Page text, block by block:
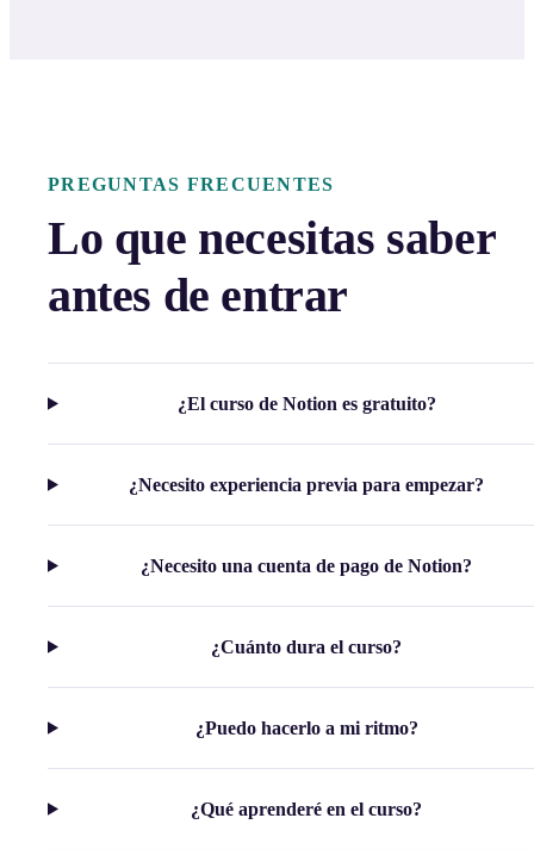
PREGUNTAS FRECUENTES
Lo que necesitas saber
antes de entrar
¿El curso de Notion es gratuito?
¿Necesito experiencia previa para empezar?
¿Necesito una cuenta de pago de Notion?
¿Cuánto dura el curso?
¿Puedo hacerlo a mi ritmo?
¿Qué aprenderé en el curso?